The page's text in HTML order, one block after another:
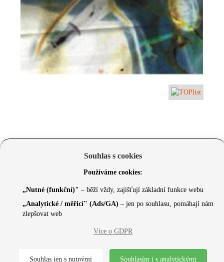
© 2026 Czechcore.cz | Scripted by Sonic (
Souhlas s cookies
Používáme cookies:
„Nutné (funkční)" – běží vždy, zajišťují základní funkce webu
„Analytické / měřicí" (Ads/GA) – jen po souhlasu, pomáhají nám
zlepšovat web
Více o GDPR
Souhlas jen s nutnými Souhlasím i s analytickými